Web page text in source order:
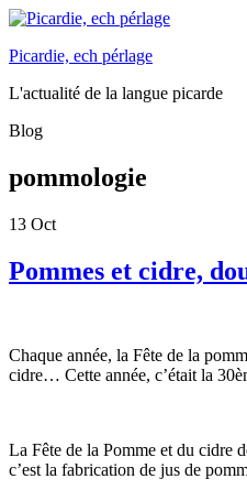
Picardie, ech pérlage
L'actualité de la langue picarde
Blog
pommologie
13 Oct
Pommes et cidre,
Chaque année, la Fête de la
cidre… Cette année, c’était la
La Fête de la Pomme et du cidre
c’est la fabrication de jus de